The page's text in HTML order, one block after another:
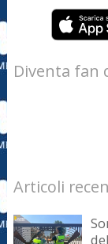
Diventa fan
Articoli